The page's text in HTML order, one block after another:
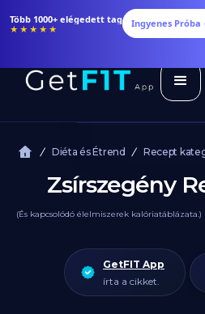
Étrendek, receptek és edzéstervek
★★★★★
Diéta és Étrend Recept
Zsírszegény
(És kapcsolódó élelmiszerek kalóriatáblázata.)
GetFIT App
írta a cikket.